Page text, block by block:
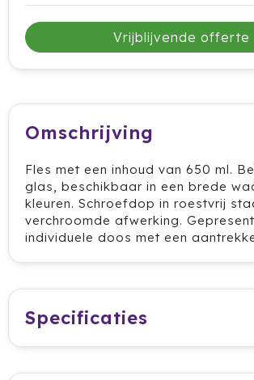
Opinel
Orrefors
Philips
Pringles
Rackpack
Vrijblijvende offerte
Omschrijving
Fles met een inhoud van 650 ml.
glas, beschikbaar in een brede
kleuren. Schroefdop in roestvrij
verchroomde afwerking.
individuele doos met een
Specificaties